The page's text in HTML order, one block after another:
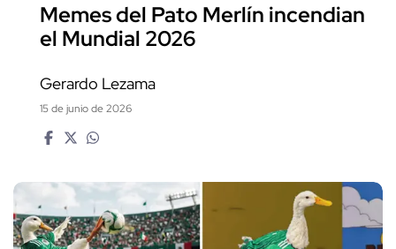
Memes del Pato Merlín incendian
el Mundial 2026
Gerardo Lezama
15 de junio de 2026